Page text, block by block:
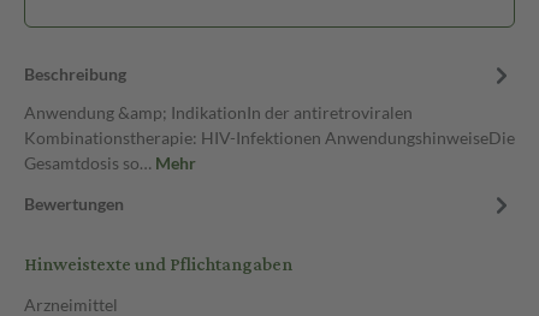
Beschreibung
Anwendung &amp; IndikationIn der antiretroviralen
Kombinationstherapie: HIV-Infektionen AnwendungshinweiseDie
Gesamtdosis so… Mehr
Bewertungen
Hinweistexte und Pflichtangaben
Arzneimittel